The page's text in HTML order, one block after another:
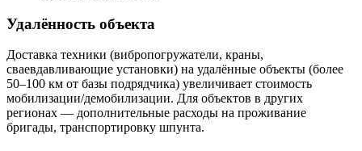
Удалённость объекта
Доставка техники (вибропогружатели, краны,
сваевдавливающие установки) на удалённые объекты (более
50–100 км от базы подрядчика) увеличивает стоимость
мобилизации/демобилизации. Для объектов в других
регионах — дополнительные расходы на проживание
бригады, транспортировку шпунта.